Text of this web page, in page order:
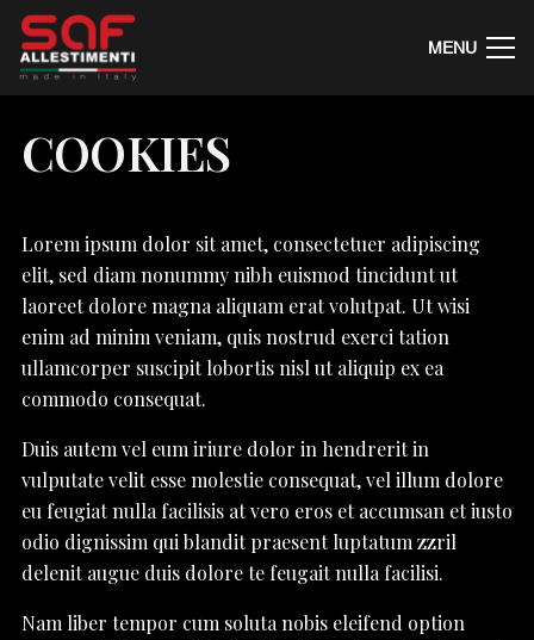
MENU
COOKIES
Lorem ipsum dolor sit amet, consectetuer adipiscing
elit, sed diam nonummy nibh euismod tincidunt ut
laoreet dolore magna aliquam erat volutpat. Ut wisi
enim ad minim veniam, quis nostrud exerci tation
ullamcorper suscipit lobortis nisl ut aliquip ex ea
commodo consequat.
Duis autem vel eum iriure dolor in hendrerit in
vulputate velit esse molestie consequat, vel illum dolore
eu feugiat nulla facilisis at vero eros et accumsan et iusto
odio dignissim qui blandit praesent luptatum zzril
delenit augue duis dolore te feugait nulla facilisi.
Nam liber tempor cum soluta nobis eleifend option